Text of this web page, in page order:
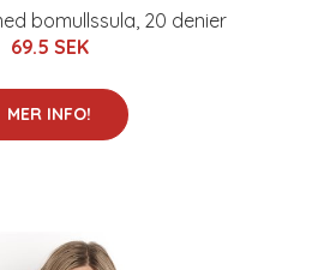
bomullssula, 20 denier
69.5 SEK
MER INFO!